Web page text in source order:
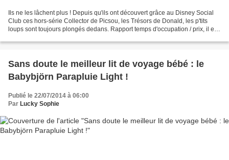
Ils ne les lâchent plus ! Depuis qu'ils ont découvert grâce au Disney Social
Club ces hors-série Collector de Picsou, les Trésors de Donald, les p'tits
loups sont toujours plongés dedans. Rapport temps d'occupation / prix, il est
Sans doute le meilleur lit de voyage bébé : le
Babybjörn Parapluie Light !
Publié le 22/07/2014 à 06:00
Par Lucky Sophie